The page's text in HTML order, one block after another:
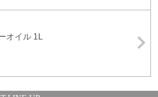
オイル 1L